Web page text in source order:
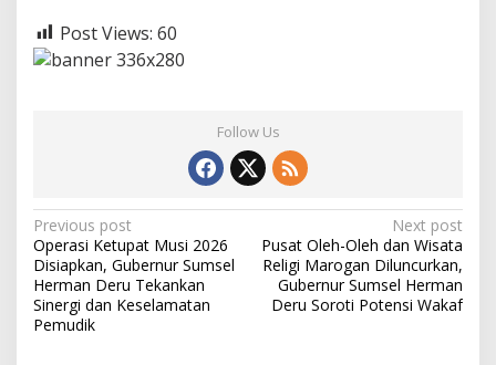
Post Views: 60
Follow Us
P
o
s
t
Previous post
Operasi Ketupat Musi 2026
Disiapkan, Gubernur Sumsel
Herman Deru Tekankan
Sinergi dan Keselamatan
Pemudik
Next post
Pusat Oleh-Oleh dan Wisata
Religi Marogan Diluncurkan,
Gubernur Sumsel Herman
Deru Soroti Potensi Wakaf